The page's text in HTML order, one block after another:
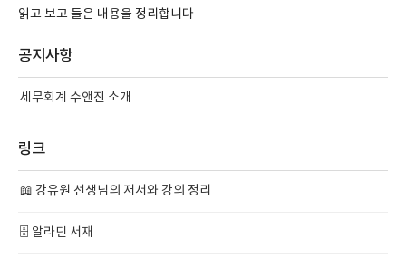
읽고 보고 들은 내용을 정리합니다
공지사항
세무회계 수앤진 소개
링크
📖 강유원 선생님의 저서와 강의 정리
🗄️ 알라딘 서재